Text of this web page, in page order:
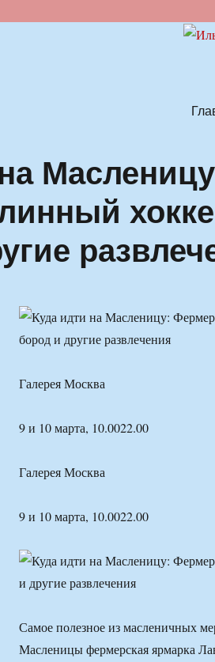
Галерея Москва
9 и 10 марта, 10.0022.00
Галерея Москва
9 и 10 марта, 10.0022.00
Самое полезное из масленичных
Масленицы фермерская ярмарка